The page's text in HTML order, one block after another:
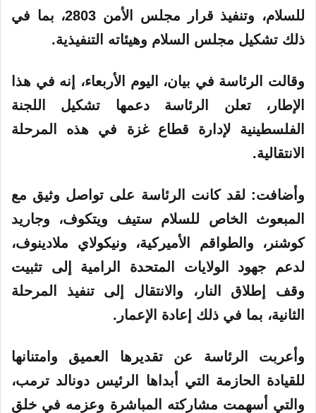
للسلام، وتنفيذ قرار مجلس الأمن 2803، بما في
ذلك تشكيل مجلس السلام وهيئاته التنفيذية.
وقالت الرئاسة في بيان، اليوم الأربعاء، إنه في هذا
الإطار، تعلن الرئاسة دعمها تشكيل اللجنة
الفلسطينية لإدارة قطاع غزة في هذه المرحلة
الانتقالية.
وأضافت: لقد كانت الرئاسة على تواصل وثيق مع
المبعوث الخاص للسلام ستيف ويتكوف، وجاريد
كوشنر، والطواقم الأميركية، ونيكولاي ملادينوف،
لدعم جهود الولايات المتحدة الرامية إلى تثبيت
وقف إطلاق النار، والانتقال إلى تنفيذ المرحلة
الثانية، بما في ذلك إعادة الإعمار .
وأعربت الرئاسة عن تقديرها العميق وامتنانها
للقيادة الحازمة التي أبداها الرئيس دونالد ترمب،
والتي أسهمت مشاركته المباشرة وعزمه في خلق